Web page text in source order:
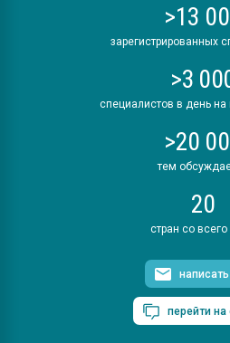
>13
зарегистрированных
>3
специалистов в день
>20
тем
20
стран со
перейти